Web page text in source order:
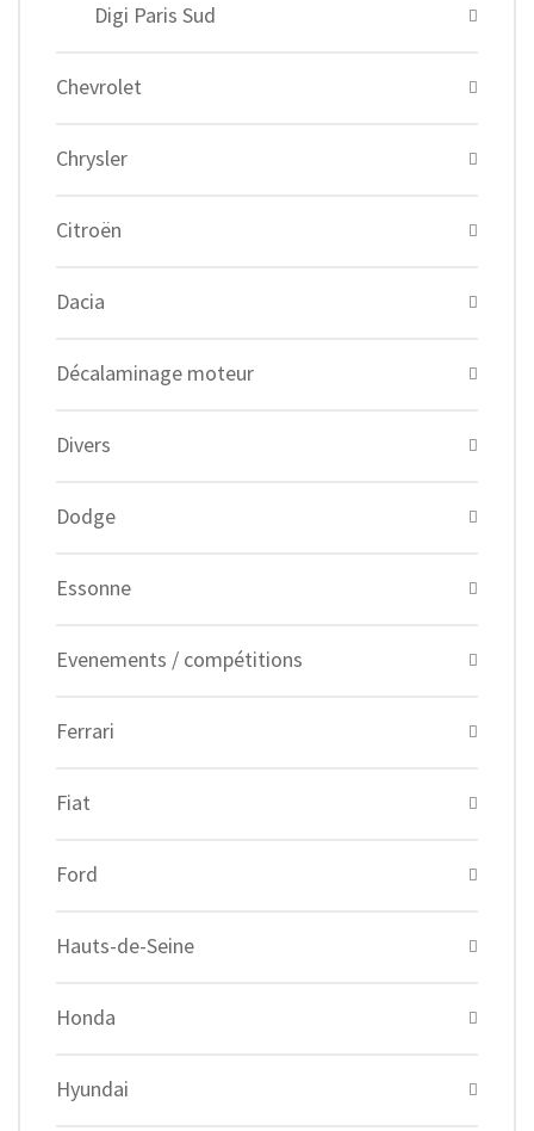
Digi Paris Sud
Chevrolet
Chrysler
Citroën
Dacia
Décalaminage moteur
Divers
Dodge
Essonne
Evenements / compétitions
Ferrari
Fiat
Ford
Hauts-de-Seine
Honda
Hyundai